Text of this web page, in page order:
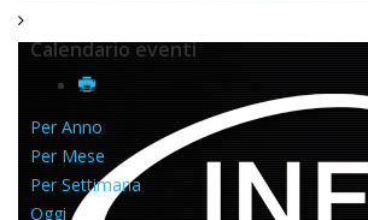
Calendario eventi
Per Anno
Per Mese
Per Settimana
Oggi